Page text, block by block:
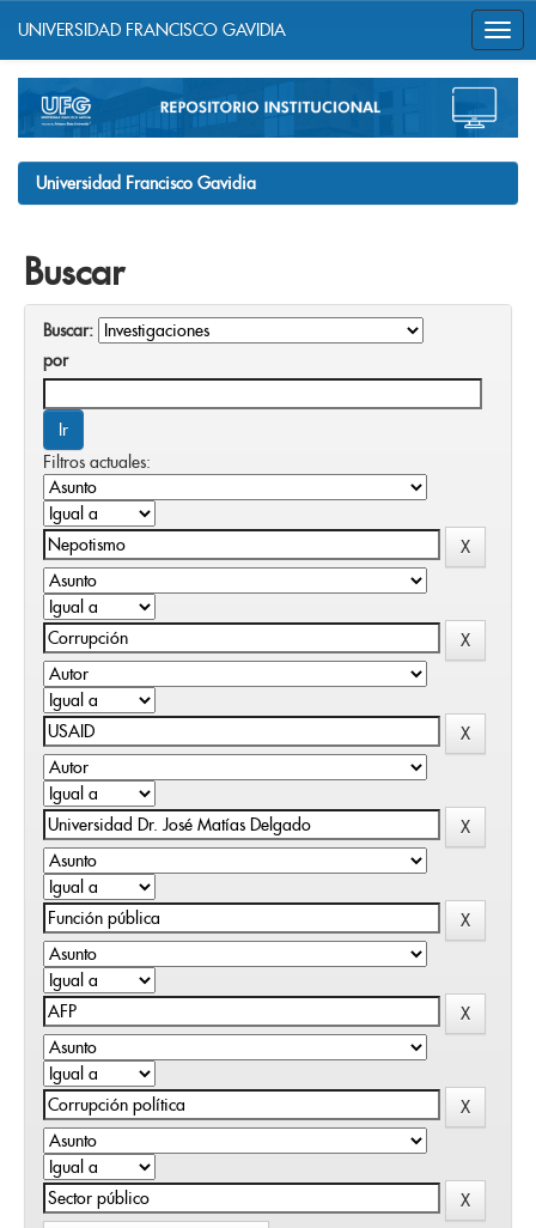
navigation
UNIVERSIDAD FRANCISCO GAVIDIA
Universidad Francisco Gavidia
Buscar
Buscar:
por
Filtros actuales: